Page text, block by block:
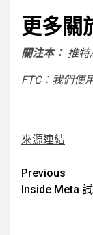
更多關
關注本： 推特
FTC：我們使
來源連結
Post
Previous
Inside Meta